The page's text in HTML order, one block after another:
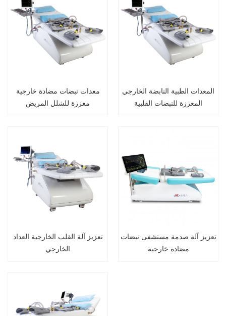
معدات نبضات مضادة خارجية
معززة للشلل المريض
المعدات الطبية النابضة الخارجي
المعززة للنبضات القلبية
تعزيز آلة القلب الخارجية العداد
الخارجي
تعزيز آلة صدمة مستشفى نبضات
مضادة خارجية